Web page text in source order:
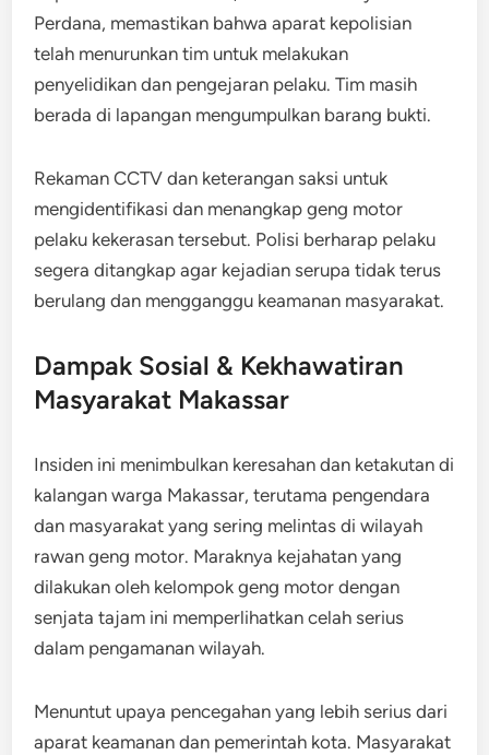
Perdana, memastikan bahwa aparat kepolisian
telah menurunkan tim untuk melakukan
penyelidikan dan pengejaran pelaku. Tim masih
berada di lapangan mengumpulkan barang bukti.
Rekaman CCTV dan keterangan saksi untuk
mengidentifikasi dan menangkap geng motor
pelaku kekerasan tersebut. Polisi berharap pelaku
segera ditangkap agar kejadian serupa tidak terus
berulang dan mengganggu keamanan masyarakat.
Dampak Sosial & Kekhawatiran
Masyarakat Makassar
Insiden ini menimbulkan keresahan dan ketakutan di
kalangan warga Makassar, terutama pengendara
dan masyarakat yang sering melintas di wilayah
rawan geng motor. Maraknya kejahatan yang
dilakukan oleh kelompok geng motor dengan
senjata tajam ini memperlihatkan celah serius
dalam pengamanan wilayah.
Menuntut upaya pencegahan yang lebih serius dari
aparat keamanan dan pemerintah kota. Masyarakat